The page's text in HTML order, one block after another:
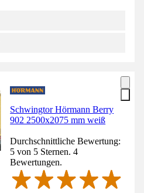
Schwingtor Hörmann Berry
902 2500x2075 mm weiß
Durchschnittliche Bewertung:
5 von 5 Sternen. 4
Bewertungen.